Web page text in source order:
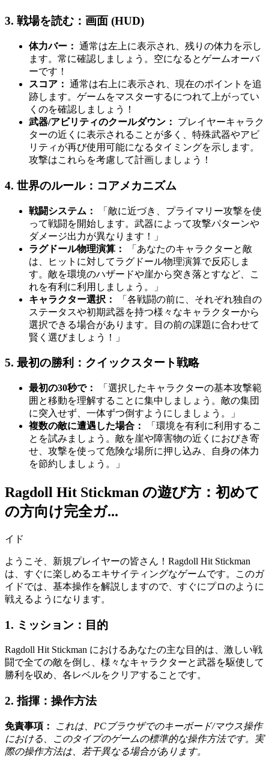
3. 戦場を読む：画面 (HUD)
体力バー： 通常は左上に表示され、残りの体力を示し
ます。常に確認しましょう。空になるとゲームオーバ
ーです！
スコア： 通常は右上に表示され、現在のポイントを追
跡します。ゲームをマスターするにつれて上がってい
くのを確認しましょう！
武器/アビリティのクールダウン：
プレイヤーキャラク
ターの近くに表示されることが多く、特殊武器やアビ
リティが再び使用可能になるタイミングを示します。
攻撃はこれらを考慮して計画しましょう！
4. 世界のルール：コアメカニズム
戦闘システム：
「敵に近づき、プライマリー攻撃を使
って戦闘を開始します。武器によって攻撃パターンや
ダメージ出力が異なります！」
ラグドール物理演算：
「あなたのキャラクターと敵
は、ヒットに対してラグドール物理演算で反応しま
す。敵を環境のハザードや崖から突き落とすなど、こ
れを有利に利用しましょう。」
キャラクター選択：
「各戦闘の前に、それぞれ独自の
ステータスや初期武器を持つ様々なキャラクターから
選択できる場合があります。目の前の課題に合わせて
賢く選びましょう！」
5. 最初の勝利：クイックスタート戦略
最初の30秒で：
「選択したキャラクターの基本攻撃範
囲と移動を理解することに集中しましょう。敵の集団
に突入せず、一体ずつ倒すようにしましょう。」
複数の敵に遭遇した場合：
「環境を有利に利用するこ
とを試みましょう。敵を崖や障害物の近くにおびき寄
せ、攻撃を使って危険な場所に押し込み、自身の体力
を節約しましょう。」
Ragdoll Hit Stickman の遊び方：初めて
の方向け完全ガ...
イド
ようこそ、新規プレイヤーの皆さん！Ragdoll Hit Stickman
は、すぐに楽しめるエキサイティングなゲームです。このガ
イドでは、基本操作を解説しますので、すぐにプロのように
戦えるようになります。
1. ミッション：目的
Ragdoll Hit Stickman におけるあなたの主な目的は、激しい戦
闘で全ての敵を倒し、様々なキャラクターと武器を駆使して
勝利を収め、各レベルをクリアすることです。
2. 指揮：操作方法
免責事項：
これは、PCブラウザでのキーボード/マウス操作
における、このタイプのゲームの標準的な操作方法です。実
際の操作方法は、若干異なる場合があります。